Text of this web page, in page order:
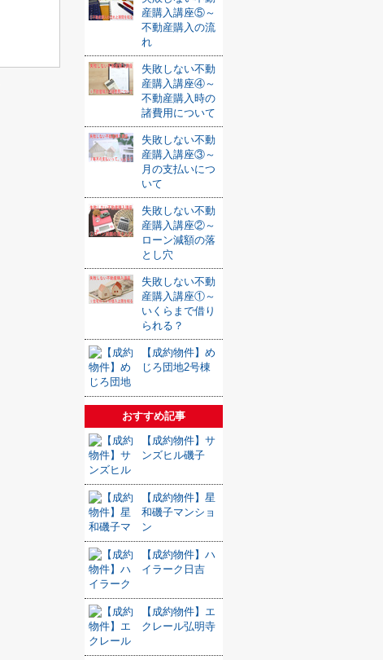
産購入講座⑤～
不動産購入の流
れ
失敗しない不動
産購入講座④～
不動産購入時の
諸費用について
失敗しない不動
産購入講座③～
月の支払いにつ
いて
失敗しない不動
産購入講座②～
ローン減額の落
とし穴
失敗しない不動
産購入講座①～
いくらまで借り
られる？
【成約物件】め
じろ団地2号棟
おすすめ記事
【成約物件】サ
ンズヒル磯子
【成約物件】星
和磯子マンショ
ン
【成約物件】ハ
イラーク日吉
【成約物件】エ
クレール弘明寺